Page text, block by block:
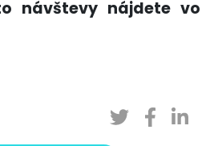
návštevy nájdete vo